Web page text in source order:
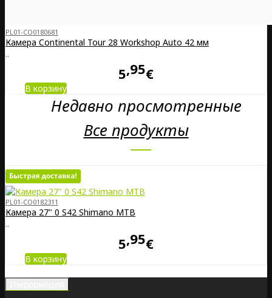
PL01-CO0180681
Камера Continental Tour 28 Workshop Auto 42 мм
..
5 95€
В корзину
Недавно просмотренные
Все продукты
PL01-CO0182311
Камера 27" 0 S42 Shimano MTB
..
5 95€
В корзину